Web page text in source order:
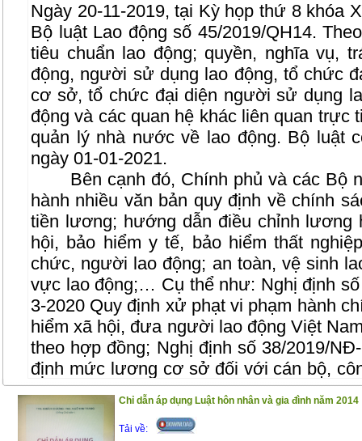
Ngày 20-11-2019, tại Kỳ họp thứ 8 khóa
Bộ luật Lao động số 45/2019/QH14.
tiêu chuẩn lao động; quyền, nghĩa vụ,
động, người sử dụng lao động, tổ chức
cơ sở, tổ chức đại diện người sử dụng
động và các quan hệ khác liên quan trực
quản lý nhà nước về lao động. Bộ luật
ngày 01-01-2021.
Bên cạnh đó, Chính phủ và các Bộ
hành nhiều văn bản quy định về chính
tiền lương; hướng dẫn điều chỉnh lương
hội, bảo hiểm y tế, bảo hiểm thất
chức, người lao động; an toàn, vệ sinh
vực lao động;… Cụ thể như: Nghị định
3-2020 Quy định xử phạt vi phạm hành
hiểm xã hội, đưa người lao động Việt
theo hợp đồng; Nghị định số 38/2019/
định mức lương cơ sở đối với cán bộ,
lượng vũ trang; Nghị định số 90/2019/
định mức lương tối thiểu vùng đối với
hợp đồng lao động; Văn bản hợp nhất
Chỉ dẫn áp dụng Luật hôn nhân và gia đình năm 2014
Tải về: